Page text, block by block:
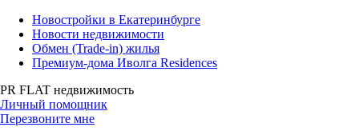
Новостройки в Екатеринбурге
Новости недвижимости
Обмен (Trade-in) жилья
Премиум-дома Иволга Residences
PR FLAT недвижимость
Личный помощник
Перезвоните мне